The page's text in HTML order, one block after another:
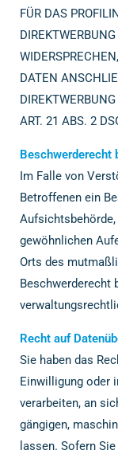
FÜR DAS
DATEN
ART. 21 ABS. 2
Beschwerderecht
Im Falle von
Betroffenen ein
gewöhnlichen
Orts des
Beschwerderecht
Recht auf
Sie haben das
Einwilligung oder
verarbeiten, an
gängigen,
lassen. Sofern